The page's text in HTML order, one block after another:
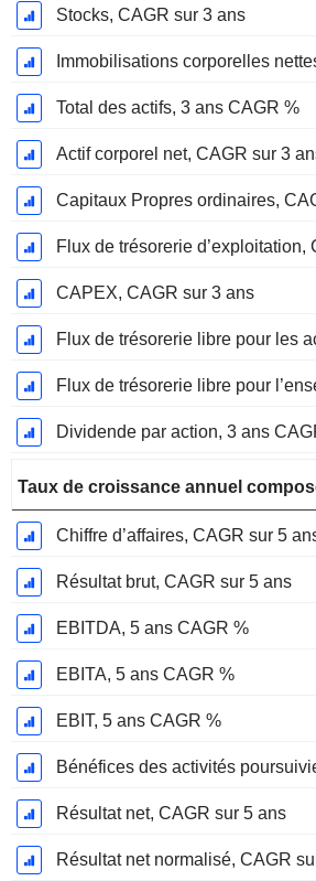
Stocks, CAGR sur 3 ans
Total des actifs, 3 ans CAGR %
Actif corporel net, CAGR sur 3
Capitaux Propres ordinaires,
CAPEX, CAGR sur 3 ans
Dividende par action, 3 ans
Taux de croissance annuel
Chiffre d’affaires, CAGR sur 5
Résultat brut, CAGR sur 5 ans
EBITDA, 5 ans CAGR %
EBITA, 5 ans CAGR %
EBIT, 5 ans CAGR %
Résultat net, CAGR sur 5 ans
Résultat net normalisé, CAGR